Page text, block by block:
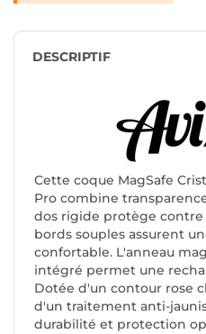
DESCRIPTIF
Cette coque MagSafe
Pro combine
dos rigide protège contre
bords souples assurent
confortable. L'anneau
intégré permet une
Dotée d'un contour rose
d'un traitement anti-
durabilité et protection